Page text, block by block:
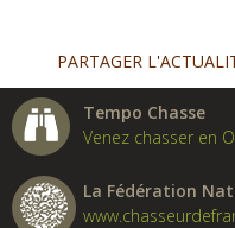
PARTAGER
Tempo Chasse
Venez chasser en
La Fédération